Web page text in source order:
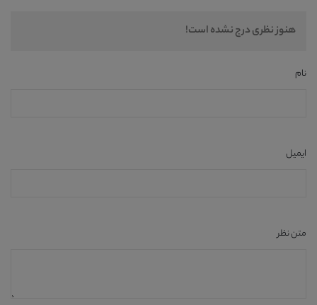
هنوز نظری درج نشده است!
نام
ایمیل
متن نظر